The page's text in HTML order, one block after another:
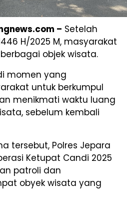
– Setelah
H/2025 M, masyarakat
objek wisata.
momen yang
untuk berkumpul
menikmati waktu luang
sebelum kembali
tersebut, Polres Jepara
Ketupat Candi 2025
patroli dan
obyek wisata yang